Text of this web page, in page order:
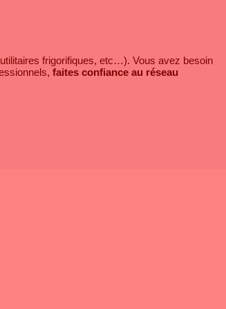
frigorifiques, etc…). Vous avez besoin
faites confiance au réseau